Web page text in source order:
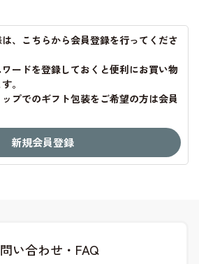
、こちらから会員登録を行ってくださ
ードを登録しておくと便利にお買い物
。
プでのギフト包装をご希望の方は会員
い合わせ・FAQ